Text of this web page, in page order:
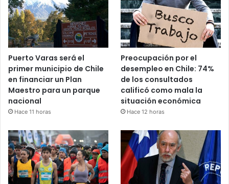
Puerto Varas será el
primer municipio de Chile
en financiar un Plan
Maestro para un parque
nacional
Hace 11 horas
Preocupación por el
desempleo en Chile: 74%
de los consultados
calificó como mala la
situación económica
Hace 12 horas